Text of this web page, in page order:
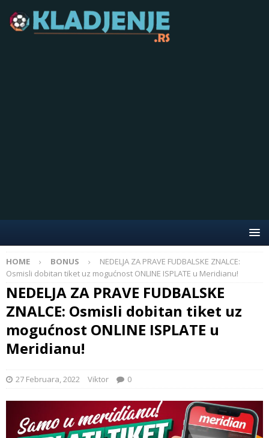
HOME BONUS
NEDELJA ZA PRAVE FUDBALSKE ZNALCE:
Osmisli dobitan tiket uz mogućnost ONLINE ISPLATE u Meridianu!
NEDELJA ZA PRAVE FUDBALSKE
ZNALCE: Osmisli dobitan tiket uz
mogućnost ONLINE ISPLATE u
Meridianu!
27 Februara, 2022 Viktor 0